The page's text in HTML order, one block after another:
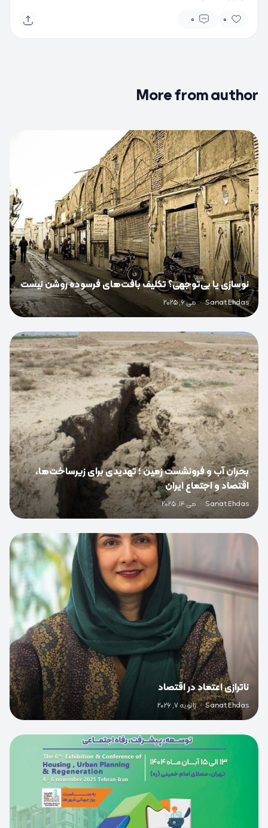
0
0
More from author
0
نوسازی یا بی‌توجهی؟ تکلیف بافت‌های فرسوده روشن نیست
Sanat Ehdas
· می 6, 2025
0
بحران آب و فرونشست زمین ؛ تهدیدی برای زیرساخت‌ها،
اقتصاد و اجتماع ایران
Sanat Ehdas
· می 14, 2025
ناترازی اعتماد در اقتصاد
Sanat Ehdas
· ژانویه 7, 2026
0